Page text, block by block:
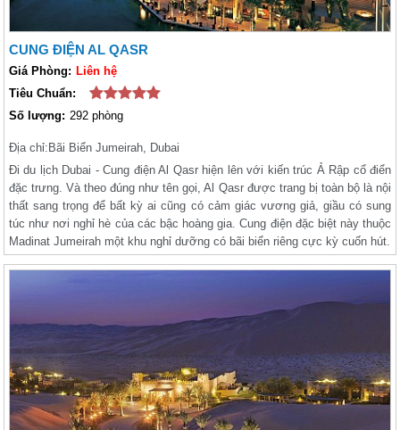
CUNG ĐIỆN AL QASR
Giá Phòng: Liên hệ
Tiêu Chuẩn:
Số lượng: 292 phòng
Địa chỉ: Bãi Biển Jumeirah, Dubai
Đi du lịch Dubai - Cung điện Al Qasr hiện lên với kiến trúc Ả Rập cổ điển
đặc trưng. Và theo đúng như tên gọi, Al Qasr được trang bị toàn bộ là nội
thất sang trọng để bất kỳ ai cũng có cảm giác vương giả, giầu có sung
túc như nơi nghỉ hè của các bậc hoàng gia. Cung điện đặc biệt này thuộc
Madinat Jumeirah một khu nghỉ dưỡng có bãi biển riêng cực kỳ cuốn hút.